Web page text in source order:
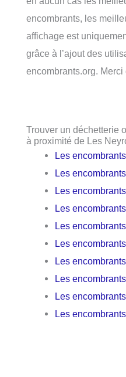
encombrants, les
affichage est
grâce à l’ajout des
encombrants.org.
Trouver un déchetterie
à proximité de Les
Les
Les
Les
Les
Les
Les
Les
Les
Les encombrants
Les